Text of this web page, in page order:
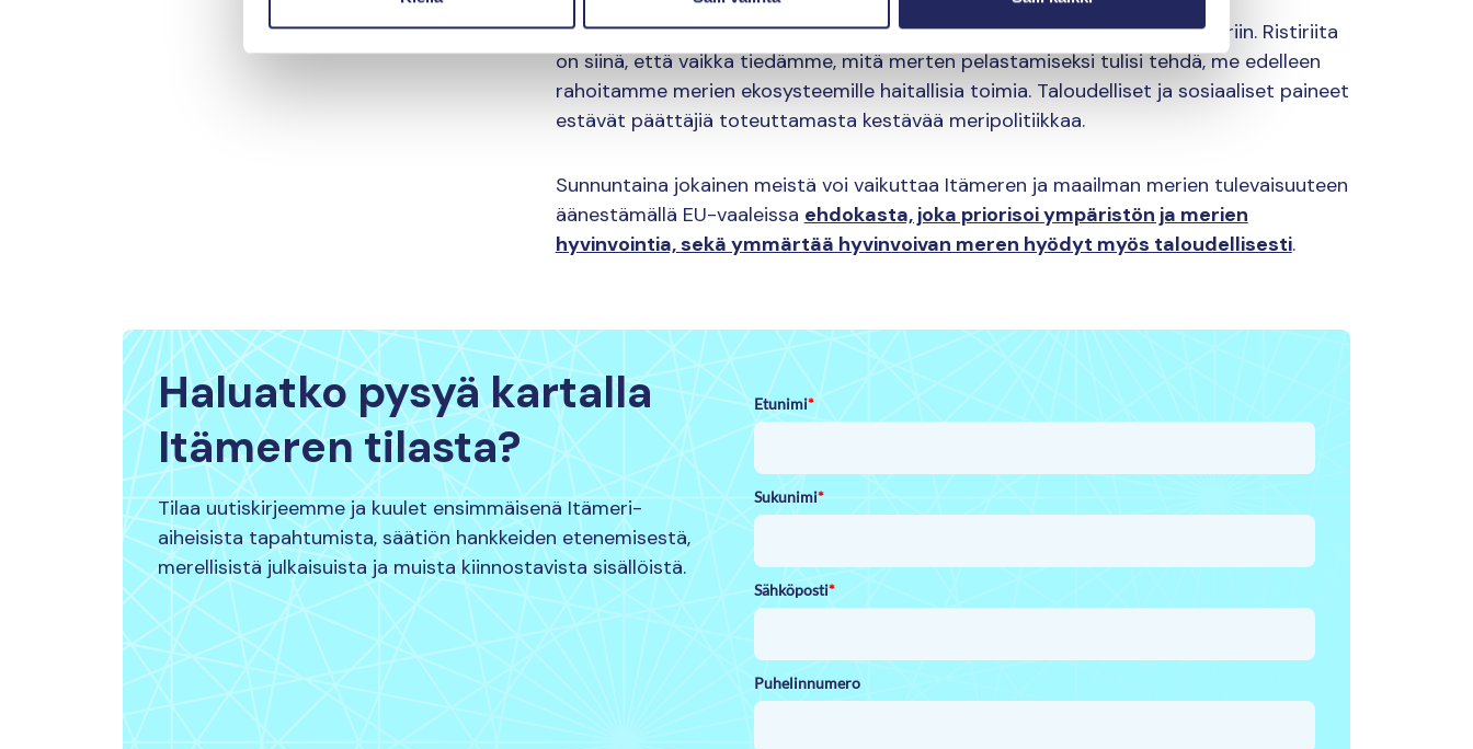
On olemassa paljon tutkittua tietoa ilmastonmuutoksen vaikutuksista meriin. Ristiriita
on siinä, että vaikka tiedämme, mitä merten pelastamiseksi tulisi tehdä, me edelleen
rahoitamme merien ekosysteemille haitallisia toimia. Taloudelliset ja sosiaaliset paineet
estävät päättäjiä toteuttamasta kestävää meripolitiikkaa.
Sunnuntaina jokainen meistä voi vaikuttaa Itämeren ja maailman merien tulevaisuuteen
äänestämällä EU-vaaleissa ehdokasta, joka priorisoi ympäristön ja merien
hyvinvointia, sekä ymmärtää hyvinvoivan meren hyödyt myös taloudellisesti.
Haluatko pysyä kartalla
Itämeren tilasta?
Tilaa uutiskirjeemme ja kuulet ensimmäisenä Itämeri-
aiheisista tapahtumista, säätiön hankkeiden etenemisestä,
merellisistä julkaisuista ja muista kiinnostavista sisällöistä.
Etunimi*
Sukunimi*
Sähköposti*
Puhelinnumero